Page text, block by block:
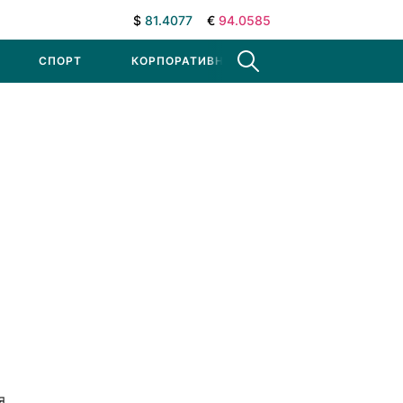
$ 81.4077 € 94.0585
СПОРТ КОРПОРАТИВНЫЕ НОВОСТИ